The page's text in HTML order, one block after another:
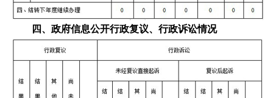
四、政府信息公开行政复议、行政诉讼情况